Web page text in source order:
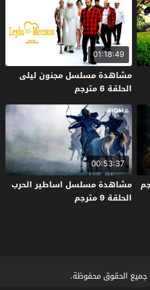
01:18:49
مشاهدة مسلسل مجنون ليلى
الحلقة 6 مترجم
00:53:37
مشاهدة مسلسل اساطير الحرب
الحلقة 9 مترجم